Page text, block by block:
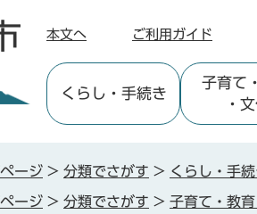
本文へ ご利用ガイド
くらし ・手続き
子育て
・
ージ > 分類でさがす > くらし・手
ージ > 分類でさがす > 子育て・教